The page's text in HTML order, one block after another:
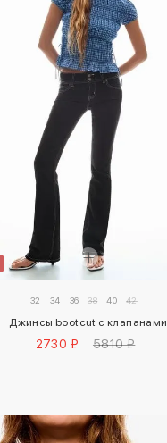
32 34 36 38 40 42
Джинсы bootcut с клапанами
2730 ₽ 5810 ₽